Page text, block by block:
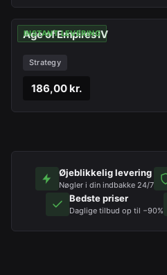
INSTANT LEVERING
Age of Empires IV
Strategy
186,00 kr.
Øjeblikkelig levering
Nøgler i din indbakke 24/7
Bedste priser
Daglige tilbud op til −90%